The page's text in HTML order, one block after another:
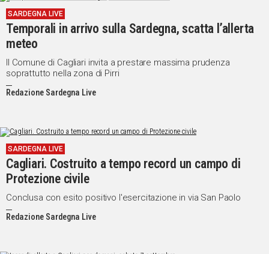
Social
SARDEGNA LIVE
Temporali in arrivo sulla Sardegna, scatta l’allerta
meteo
Il Comune di Cagliari invita a prestare massima prudenza
soprattutto nella zona di Pirri
Redazione Sardegna Live
SARDEGNA LIVE
Cagliari. Costruito a tempo record un campo di
Protezione civile
Conclusa con esito positivo l'esercitazione in via San Paolo
Redazione Sardegna Live